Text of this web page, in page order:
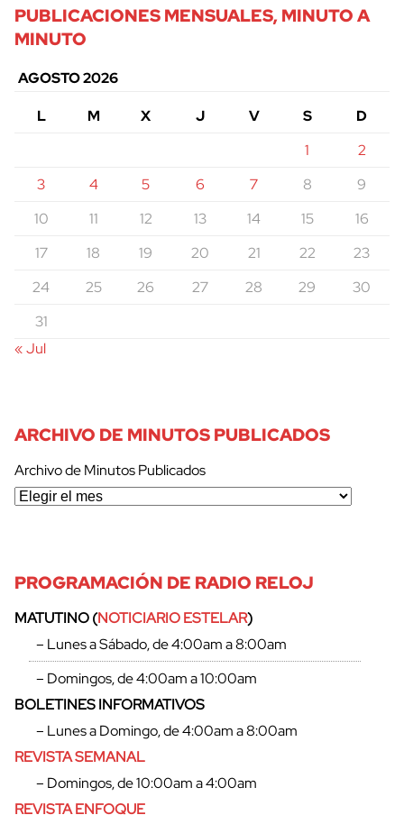
PUBLICACIONES MENSUALES, MINUTO A
MINUTO
AGOSTO 2026
L
M X J V S
D
1
2
3
4 5 6 7 8
9
10
11 12 13 14 15
16
17
18 19 20 21 22
23
24
25 26 27 28 29
30
31
« Jul
ARCHIVO DE MINUTOS PUBLICADOS
Archivo de Minutos Publicados
PROGRAMACIÓN DE RADIO RELOJ
MATUTINO (NOTICIARIO ESTELAR)
– Lunes a Sábado, de 4:00am a 8:00am
– Domingos, de 4:00am a 10:00am
BOLETINES INFORMATIVOS
– Lunes a Domingo, de 4:00am a 8:00am
REVISTA SEMANAL
– Domingos, de 10:00am a 4:00am
REVISTA ENFOQUE